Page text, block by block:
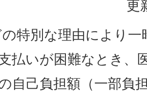
更
特別な理由により
払いが困難なとき、
自己負担額（一部負